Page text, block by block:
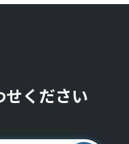
ください